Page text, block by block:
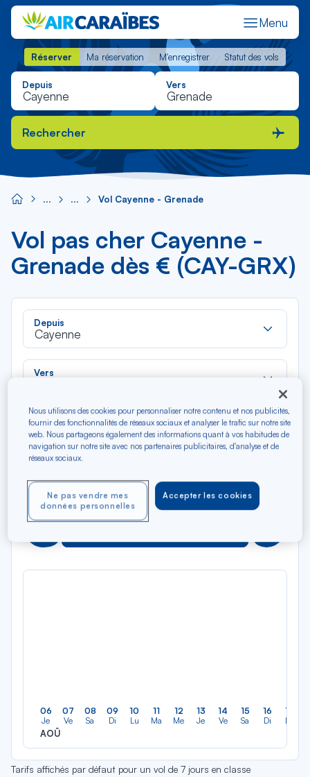
Menu
Réserver Ma réservation M'enregistrer Statut des vols
Réserver Ma réservation M'enregistrer Statut des vols
Depuis Vers
Rechercher
Vol Cayenne - Grenade
Vol pas cher Cayenne -
Grenade dès € (CAY-GRX)
Depuis
Cayenne
Vers
liste
Type de trajet
Aller-Retour Aller simple
Filtrer Vider
AOÛ 2026
N/A*
06
Je
AOÛ
07
Ve
08
Sa
09
Di
10
Lu
11
Ma
12
Me
13
Je
14
Ve
15
Sa
16
Di
17
Lu
Tarifs affichés par défaut pour un vol de 7 jours en classe
Nous utilisons des cookies pour personnaliser notre contenu et nos publicités,
fournir des fonctionnalités de réseaux sociaux et analyser le trafic sur notre site
web. Nous partageons également des informations quant à vos habitudes de
navigation sur notre site avec nos partenaires publicitaires, d'analyse et de
réseaux sociaux.
Accepter les cookies
Ne pas vendre mes
données personnelles